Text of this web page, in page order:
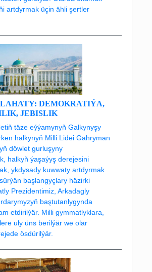
artdyrmak üçin ähli şertler
DEMOKRATIÝA,
JEBISLIK
täze eýýamynyň Galkynyşy
halkynyň Milli Lidei Gahryman
döwlet gurluşyny
halkyň ýaşaýyş derejesini
ykdysady kuwwaty artdyrmak
başlangyçlary häzirki
Prezidentimiz, Arkadagly
baştutanlygynda
etdirilýär. Milli gymmatlyklara,
uly üns berilýär we olar
ösdürilýär.